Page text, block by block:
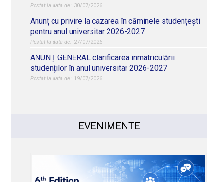
30/07/2026
Anunț cu privire la cazarea în căminele studențești
pentru anul universitar 2026-2027
27/07/2026
ANUNȚ GENERAL clarificarea înmatriculării
studenților în anul universitar 2026-2027
19/07/2026
EVENIMENTE